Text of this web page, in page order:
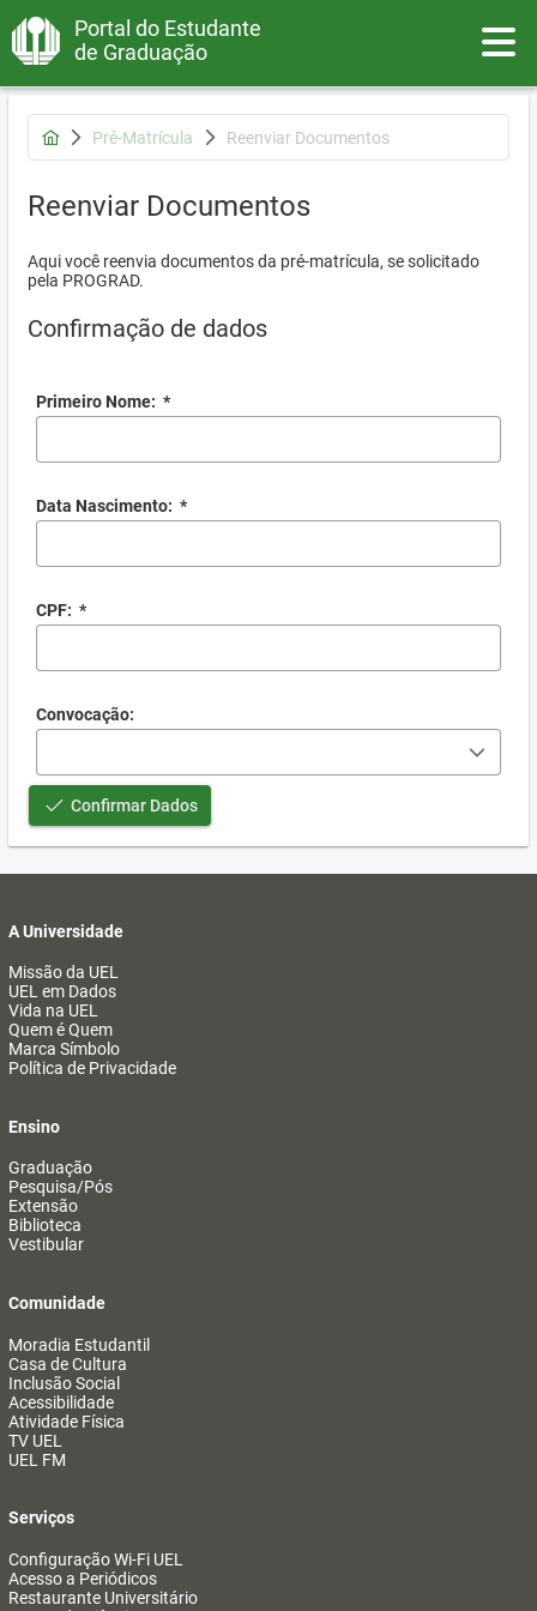
Portal do Estudante
de Graduação
Pré-Matrícula Reenviar Documentos
Reenviar Documentos
Aqui você reenvia documentos da pré-matrícula, se solicitado
pela PROGRAD.
Confirmação de dados
Primeiro Nome: *
Data Nascimento: *
CPF: *
Convocação:
Confirmar Dados
A Universidade
Missão da UEL
UEL em Dados
Vida na UEL
Quem é Quem
Marca Símbolo
Política de Privacidade
Ensino
Graduação
Pesquisa/Pós
Extensão
Biblioteca
Vestibular
Comunidade
Moradia Estudantil
Casa de Cultura
Inclusão Social
Acessibilidade
Atividade Física
TV UEL
UEL FM
Serviços
Configuração Wi-Fi UEL
Acesso a Periódicos
Restaurante Universitário